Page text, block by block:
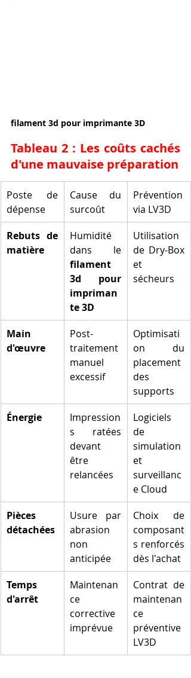
filament 3d pour imprimante 3D
Tableau 2 : Les coûts cachés
d'une mauvaise préparation
Poste de
dépense
Cause du
surcoût
Prévention
via LV3D
Rebuts de
matière
Humidité
filament
3d pour
impriman
te 3D
Utilisation
de Dry-Box
et
sécheurs
Main
d'œuvre
Post-
traitement
manuel
excessif
Optimisati
on du
placement
des
supports
Énergie
Impression
s ratées
devant
être
relancées
Logiciels
de
simulation
et
surveillanc
e Cloud
Pièces
détachées
Usure par
abrasion
non
anticipée
Choix de
composant
s renforcés
dès l'achat
Temps
d'arrêt
Maintenan
ce
corrective
imprévue
Contrat de
maintenan
ce
préventive
LV3D